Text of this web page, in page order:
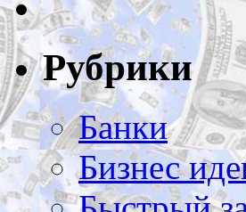
Рубрики
Банки
Бизнес